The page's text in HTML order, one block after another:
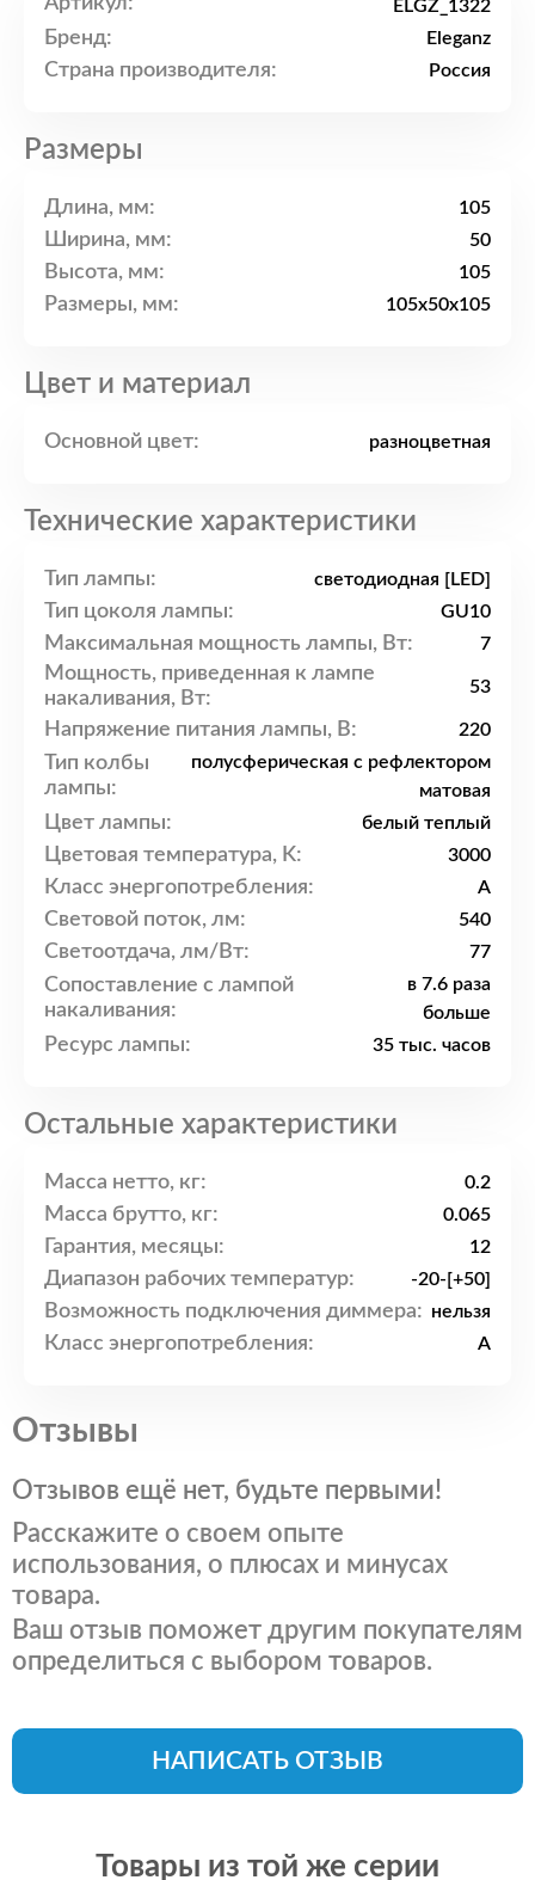
ELGZ_1322
Бренд: Eleganz
Страна производителя: Россия
Размеры
Длина, мм: 105
Ширина, мм: 50
Высота, мм: 105
Размеры, мм: 105x50x105
Цвет и материал
Основной цвет: разноцветная
Технические характеристики
Тип лампы: светодиодная [LED]
Тип цоколя лампы: GU10
Максимальная мощность лампы, Вт: 7
Мощность, приведенная к лампе
накаливания, Вт:
53
Напряжение питания лампы, В: 220
Тип колбы
лампы:
полусферическая с рефлектором
матовая
Цвет лампы: белый теплый
Цветовая температура, K: 3000
Класс энергопотребления: A
Световой поток, лм: 540
Светоотдача, лм/Вт: 77
Сопоставление с лампой
накаливания:
в 7.6 раза
больше
Ресурс лампы: 35 тыс. часов
Остальные характеристики
Масса нетто, кг: 0.2
Масса брутто, кг: 0.065
Гарантия, месяцы: 12
Диапазон рабочих температур: -20-[+50]
Возможность подключения диммера: нельзя
Класс энергопотребления: A
Отзывы
Отзывов ещё нет, будьте первыми!
Расскажите о своем опыте
использования, о плюсах и минусах
товара.
Ваш отзыв поможет другим покупателям
определиться с выбором товаров.
НАПИСАТЬ ОТЗЫВ
Товары из той же серии